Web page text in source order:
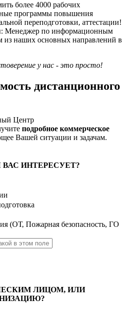
более 4000 рабочих
программы повышения
переподготовки, аттестации!
Менеджер по информационным
из наших основных направлений в
у нас - это просто!
дистанционного
подробное коммерческое
Вашей ситуации и задачам.
ИНТЕРЕСУЕТ?
(ОТ, Пожарная безопасность, ГО
ЛИЦОМ, ИЛИ